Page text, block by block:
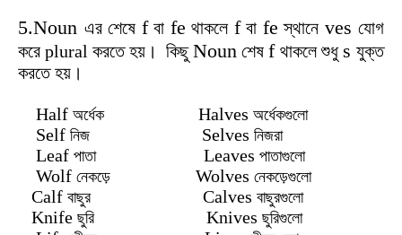
5.Noun এর শেষে fবা fe থাকলে fবা fe স্থানে ves যোগ
করে plural করতে হয়। কিছুNoun শেষ f থাকলে শুধু s যুক্ত
করতে হয়।
Half অর্ধেক Halves অর্ধেকগুলো
Self নিজ Selves নিজরা
Leaf পাতা Leaves পাতাগুলো
Wolf নেকড়ে Wolves নেকড়েগুলো
Calf বাছুর Calves বাছুরগুলো
Knife ছুরি Knives ছুরিগুলো